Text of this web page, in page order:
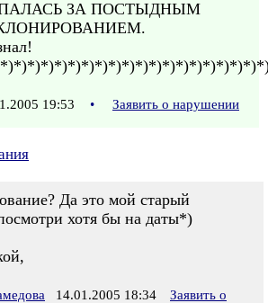
ЗА ПОСТЫДНЫМ
19:53 • Заявить о нарушении
Да это мой старый
хотя бы на даты*)
14.01.2005 18:34
Заявить о